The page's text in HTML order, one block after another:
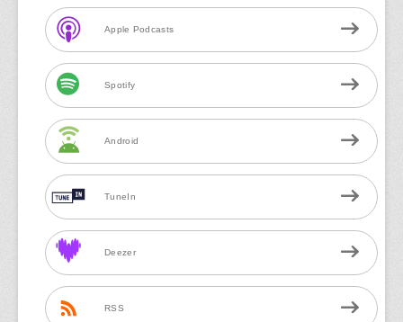
Apple Podcasts
Spotify
Android
TuneIn
Deezer
RSS